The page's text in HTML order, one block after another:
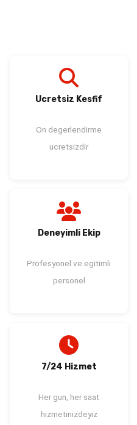
Ucretsiz Kesfif
On degerlendirme
ucretsizdir
Deneyimli Ekip
Profesyonel ve egitimli
personel
7/24 Hizmet
Her gun, her saat
hizmetinizdeyiz